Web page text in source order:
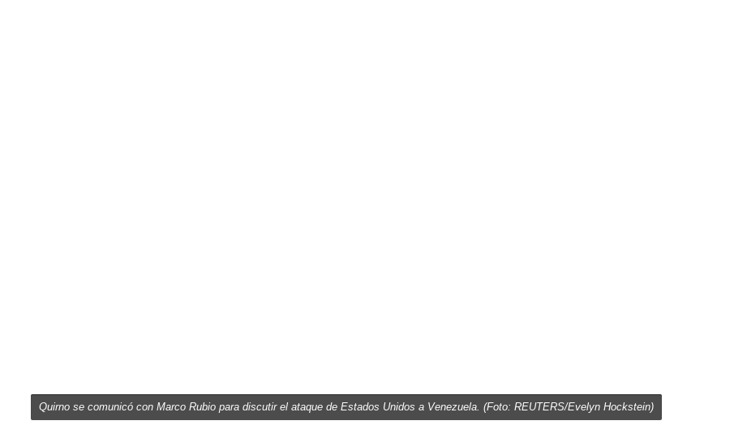
Quirno se comunicó con Marco Rubio para discutir el ataque de Estados Unidos a Venezuela. (Foto: REUTERS/Evelyn Hockstein)